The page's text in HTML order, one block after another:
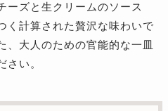
ーズと生クリームのソース
く計算された贅沢な味わいで
、大人のための官能的な一皿
さい。